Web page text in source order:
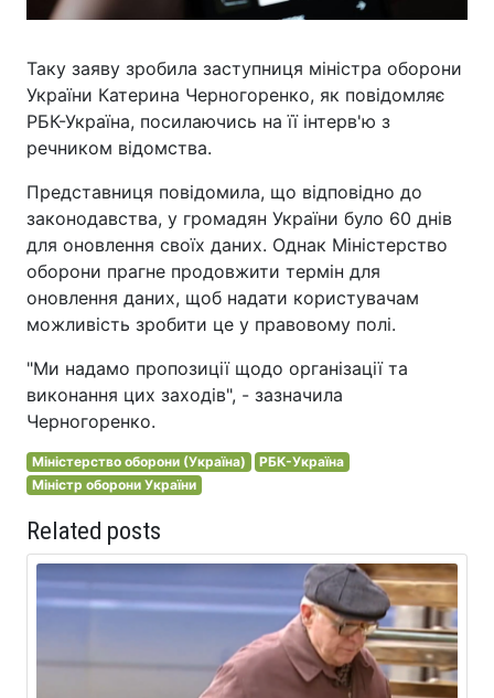
Таку заяву зробила заступниця міністра оборони
України Катерина Черногоренко, як повідомляє
РБК-Україна, посилаючись на її інтерв'ю з
речником відомства.
Представниця повідомила, що відповідно до
законодавства, у громадян України було 60 днів
для оновлення своїх даних. Однак Міністерство
оборони прагне продовжити термін для
оновлення даних, щоб надати користувачам
можливість зробити це у правовому полі.
"Ми надамо пропозиції щодо організації та
виконання цих заходів", - зазначила
Черногоренко.
Міністерство оборони (Україна)
РБК-Україна
Міністр оборони України
Related posts